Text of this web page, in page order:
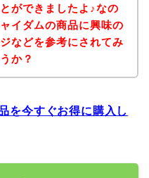
ができましたよ♪なの
イダムの商品に興味の
などを参考にされてみ
か？
を今すぐお得に購入し